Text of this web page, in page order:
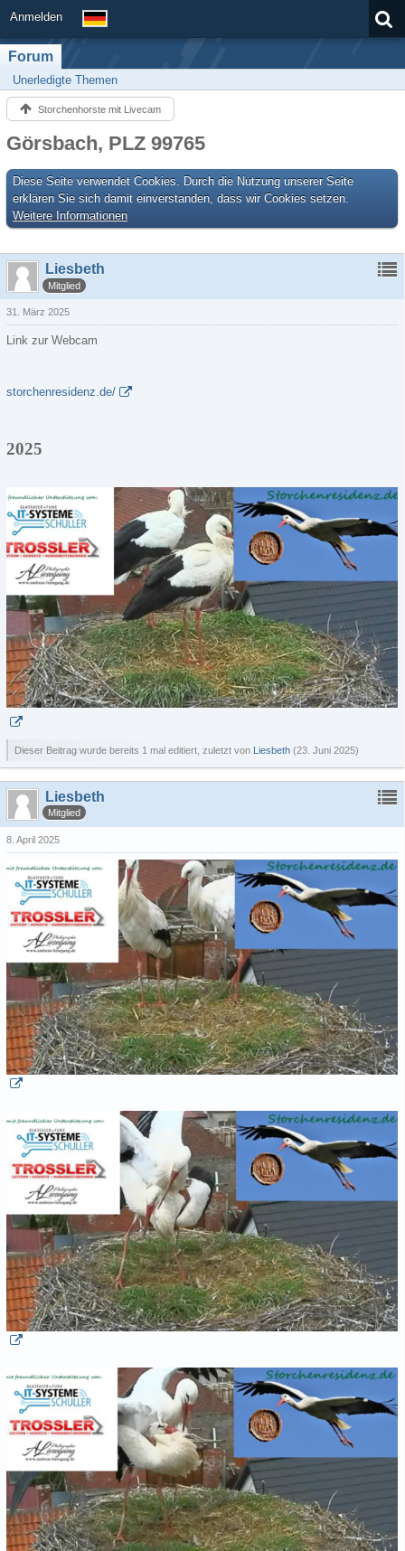
Anmelden
Forum
Unerledigte Themen
Storchenhorste mit Livecam
Görsbach, PLZ 99765
Diese Seite verwendet Cookies. Durch die Nutzung unserer Seite
erklären Sie sich damit einverstanden, dass wir Cookies setzen.
Weitere Informationen
Liesbeth
Mitglied
31. März 2025
Link zur Webcam
storchenresidenz.de/
2025
Dieser Beitrag wurde bereits 1 mal editiert, zuletzt von Liesbeth (23. Juni 2025)
Liesbeth
Mitglied
8. April 2025